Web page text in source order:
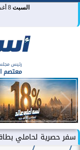
السبت 8 أغسطس 2026
رئيس
معتصم
بطاقات فيزا